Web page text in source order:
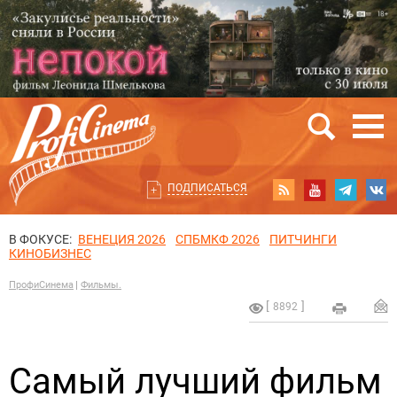
ПОДПИСАТЬСЯ
В ФОКУСЕ: ВЕНЕЦИЯ 2026 СПБМКФ 2026
ПИТЧИНГИ
КИНОБИЗНЕС
ПрофиСинема Фильмы.
8892
Самый лучший фильм